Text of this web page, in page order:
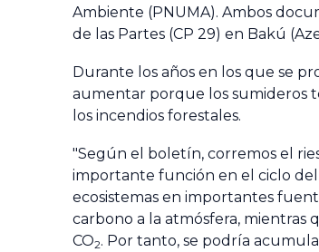
Ambiente (PNUMA). Ambos
de las Partes (CP 29) en Bakú
Durante los años en los que se
aumentar porque los sumideros
los incendios forestales.
"Según el boletín, corremos el
importante función en el ciclo
ecosistemas en importantes
carbono a la atmósfera,
CO2. Por tanto, se podría